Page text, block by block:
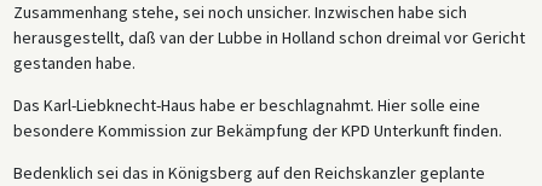
Zusammenhang stehe, sei noch unsicher. Inzwischen habe sich
herausgestellt, daß van der Lubbe in Holland schon dreimal vor Gericht
gestanden habe.
Das Karl-Liebknecht-Haus habe er beschlagnahmt. Hier solle eine
besondere Kommission zur Bekämpfung der KPD Unterkunft finden.
Bedenklich sei das in Königsberg auf den Reichskanzler geplante